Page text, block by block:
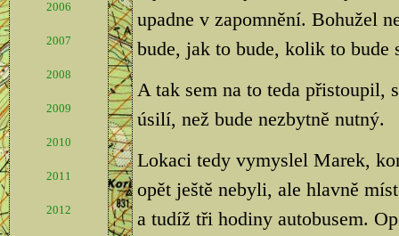
2006
2007
2008
2009
2010
2011
2012
upadne v zapomnění. Bohužel
bude, jak to bude, kolik to bude
A tak sem na to teda přistoupil,
úsilí, než bude nezbytně nutný.
Lokaci tedy vymyslel Marek,
opět ještě nebyli, ale hlavně
a tudíž tři hodiny autobusem.